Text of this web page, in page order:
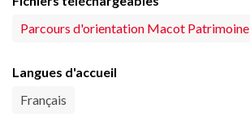
Parcours d'orientation Macot Patrimoine
Langues d'accueil
Français